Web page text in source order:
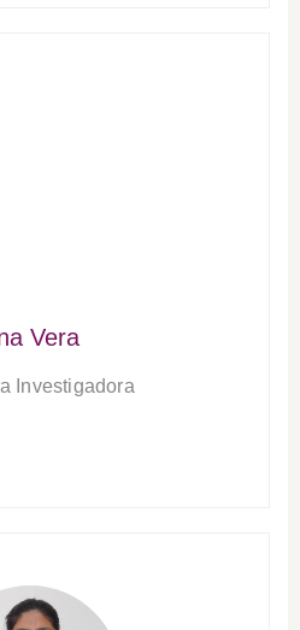
Vera
Investigadora